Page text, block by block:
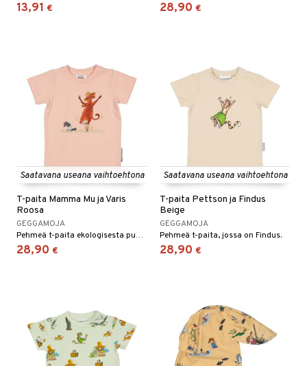
13,91 € 28,90 €
Saatavana useana vaihtoehtona
T-paita Mamma Mu ja Varis
Roosa
GEGGAMOJA
Pehmeä t-paita ekologisesta puuvillasta, jossa on joustoa.
28,90 €
Saatavana useana vaihtoehtona
T-paita Pettson ja Findus
Beige
GEGGAMOJA
Pehmeä t-paita, jossa on Findus.
28,90 €